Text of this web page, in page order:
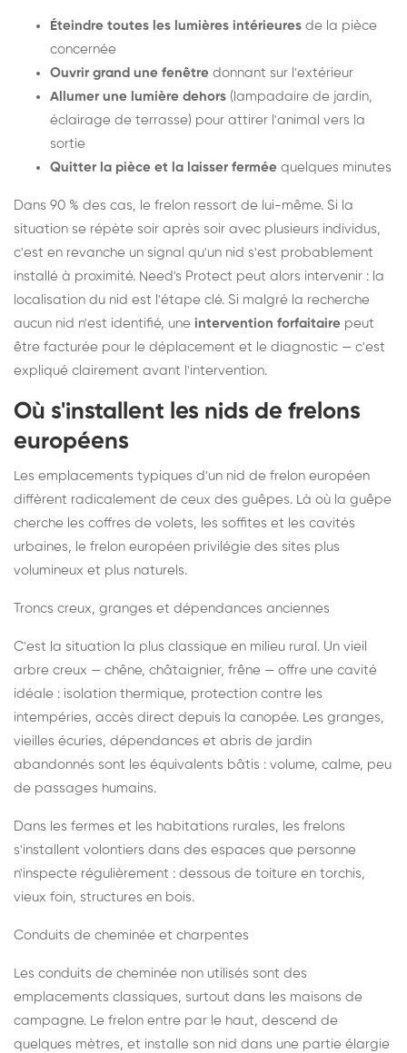
Éteindre toutes les lumières intérieures de la pièce
concernée
Ouvrir grand une fenêtre donnant sur l'extérieur
Allumer une lumière dehors (lampadaire de jardin,
éclairage de terrasse) pour attirer l'animal vers la
sortie
Quitter la pièce et la laisser fermée quelques minutes
Dans 90 % des cas, le frelon ressort de lui-même. Si la
situation se répète soir après soir avec plusieurs individus,
c'est en revanche un signal qu'un nid s'est probablement
installé à proximité. Need's Protect peut alors intervenir : la
localisation du nid est l'étape clé. Si malgré la recherche
aucun nid n'est identifié, une intervention forfaitaire peut
être facturée pour le déplacement et le diagnostic — c'est
expliqué clairement avant l'intervention.
Où s'installent les nids de frelons
européens
Les emplacements typiques d'un nid de frelon européen
diffèrent radicalement de ceux des guêpes. Là où la guêpe
cherche les coffres de volets, les soffites et les cavités
urbaines, le frelon européen privilégie des sites plus
volumineux et plus naturels.
Troncs creux, granges et dépendances anciennes
C'est la situation la plus classique en milieu rural. Un vieil
arbre creux — chêne, châtaignier, frêne — offre une cavité
idéale : isolation thermique, protection contre les
intempéries, accès direct depuis la canopée. Les granges,
vieilles écuries, dépendances et abris de jardin
abandonnés sont les équivalents bâtis : volume, calme, peu
de passages humains.
Dans les fermes et les habitations rurales, les frelons
s'installent volontiers dans des espaces que personne
n'inspecte régulièrement : dessous de toiture en torchis,
vieux foin, structures en bois.
Conduits de cheminée et charpentes
Les conduits de cheminée non utilisés sont des
emplacements classiques, surtout dans les maisons de
campagne. Le frelon entre par le haut, descend de
quelques mètres, et installe son nid dans une partie élargie